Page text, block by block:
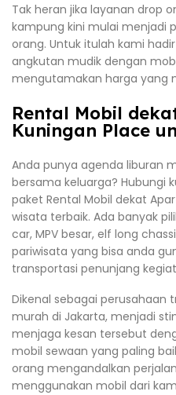
Tak heran jika layanan drop
kampung kini mulai menjadi
orang. Untuk itulah kami
angkutan mudik dengan
mengutamakan harga yang
Rental Mobil
Kuningan Place
Anda punya agenda liburan
bersama keluarga? Hubungi
paket Rental Mobil dekat
wisata terbaik. Ada banyak
car, MPV besar, elf long
pariwisata yang bisa anda
transportasi penunjang
Dikenal sebagai perusahaan
murah di Jakarta, menjadi
menjaga kesan tersebut
mobil sewaan yang paling
orang mengandalkan
menggunakan mobil dari